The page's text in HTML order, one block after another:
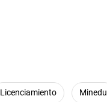
Licenciamiento Minedu